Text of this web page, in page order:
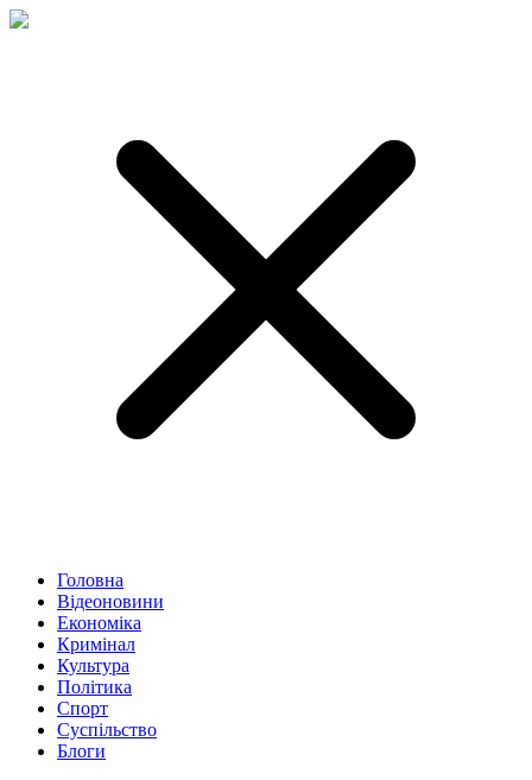
Головна
Відеоновини
Економіка
Кримінал
Культура
Політика
Спорт
Суспільство
Блоги